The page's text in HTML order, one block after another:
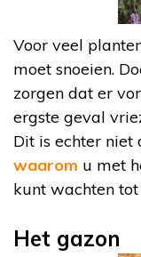
Voor veel
moet snoeien.
zorgen dat er
ergste geval
Dit is echter niet
waarom u met
kunt wachten
Het gazon